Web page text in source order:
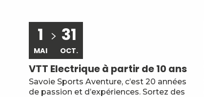
1
MAI
31
OCT.
VTT Electrique à partir de 10 ans
Savoie Sports Aventure, c’est 20 années
de passion et d’expériences. Sortez des